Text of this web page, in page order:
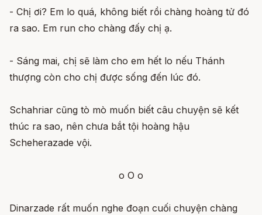
- Chị ơi? Em lo quá, không biết rồi chàng hoàng tử đó
ra sao. Em run cho chàng đấy chị ạ.
- Sáng mai, chị sẽ làm cho em hết lo nếu Thánh
thượng còn cho chị được sống đến lúc đó.
Schahriar cũng tò mò muốn biết câu chuyện sẽ kết
thúc ra sao, nên chưa bắt tội hoàng hậu
Scheherazade vội.
o O o
Dinarzade rất muốn nghe đoạn cuối chuyện chàng